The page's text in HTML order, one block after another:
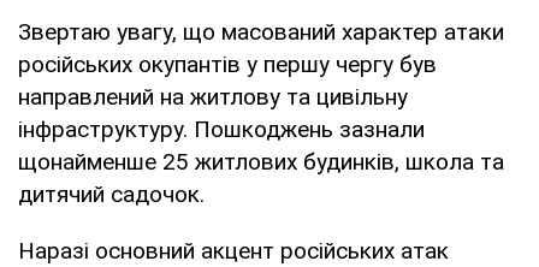
Звертаю увагу, що масований характер атаки
російських окупантів у першу чергу був
направлений на житлову та цивільну
інфраструктуру. Пошкоджень зазнали
щонайменше 25 житлових будинків, школа та
дитячий садочок.
Наразі основний акцент російських атак